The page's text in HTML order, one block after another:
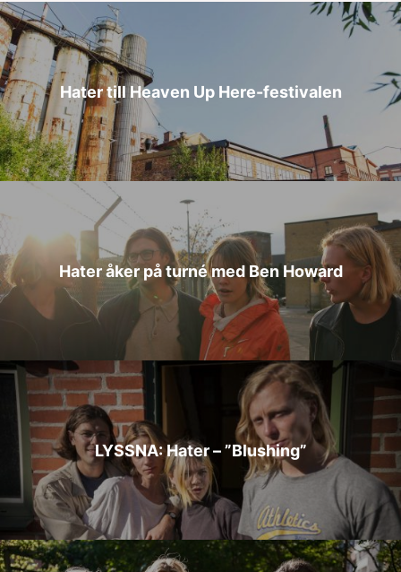
Hater till Heaven Up Here-festivalen
Hater åker på turné med Ben Howard
LYSSNA: Hater – ”Blushing”